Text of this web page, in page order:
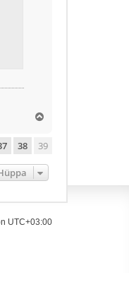
s
38 39
UTC+03:00